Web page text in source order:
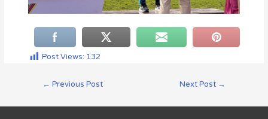
Post Views: 132
← Previous Post Next Post →